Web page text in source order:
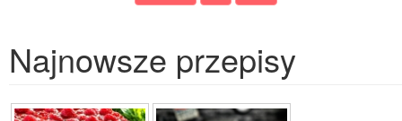
Najnowsze przepisy